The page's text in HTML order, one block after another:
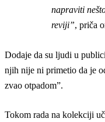
napraviti
reviji”, priča
Dodaje da su ljudi u
njih nije ni primetio da je
zvao otpadom”.
Tokom rada na kolekciji